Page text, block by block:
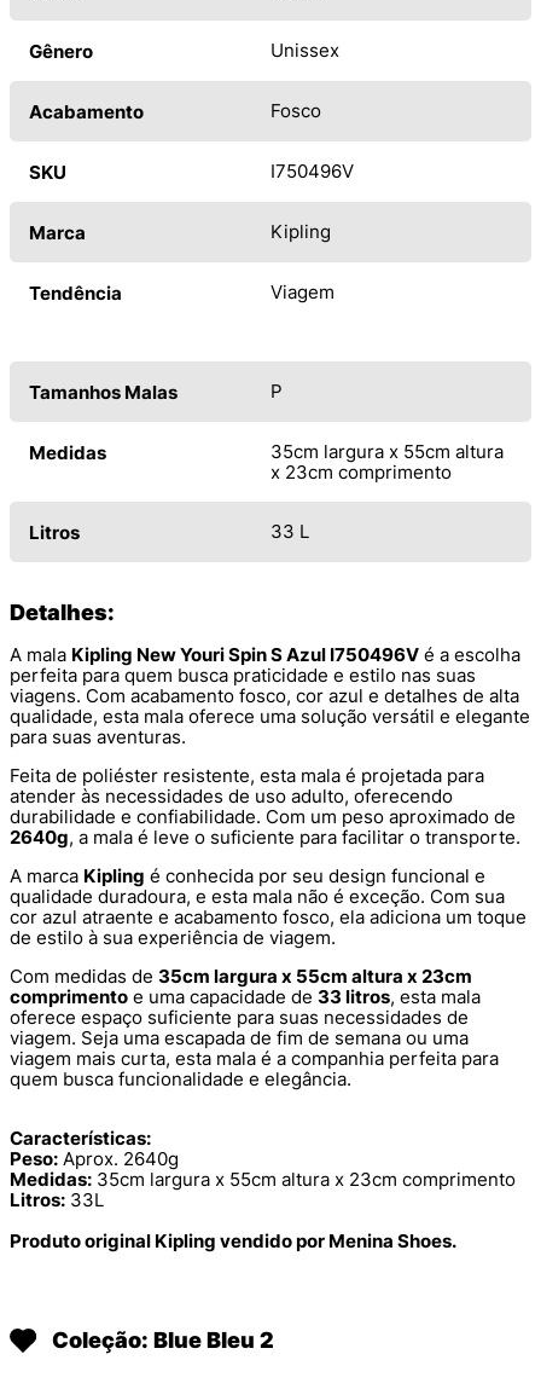
Gênero Unissex
Acabamento Fosco
SKU I750496V
Marca Kipling
Tendência Viagem
Tamanhos Malas P
Medidas
35cm largura x 55cm altura
x 23cm comprimento
Litros 33 L
Detalhes:
A mala Kipling New Youri Spin S Azul I750496V é a escolha
perfeita para quem busca praticidade e estilo nas suas
viagens. Com acabamento fosco, cor azul e detalhes de alta
qualidade, esta mala oferece uma solução versátil e elegante
para suas aventuras.
Feita de poliéster resistente, esta mala é projetada para
atender às necessidades de uso adulto, oferecendo
durabilidade e confiabilidade. Com um peso aproximado de
2640g, a mala é leve o suficiente para facilitar o transporte.
A marca Kipling é conhecida por seu design funcional e
qualidade duradoura, e esta mala não é exceção. Com sua
cor azul atraente e acabamento fosco, ela adiciona um toque
de estilo à sua experiência de viagem.
Com medidas de 35cm largura x 55cm altura x 23cm
comprimento e uma capacidade de 33 litros, esta mala
oferece espaço suficiente para suas necessidades de
viagem. Seja uma escapada de fim de semana ou uma
viagem mais curta, esta mala é a companhia perfeita para
quem busca funcionalidade e elegância.
Características:
Peso: Aprox. 2640g
Medidas: 35cm largura x 55cm altura x 23cm comprimento
Litros: 33L
Produto original Kipling vendido por Menina Shoes.
Coleção: Blue Bleu 2